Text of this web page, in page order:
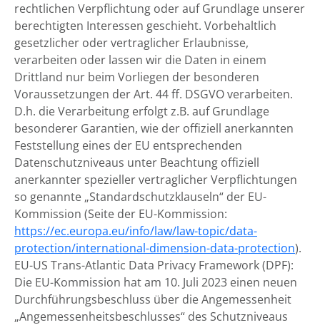
rechtlichen Verpflichtung oder auf Grundlage unserer
berechtigten Interessen geschieht. Vorbehaltlich
gesetzlicher oder vertraglicher Erlaubnisse,
verarbeiten oder lassen wir die Daten in einem
Drittland nur beim Vorliegen der besonderen
Voraussetzungen der Art. 44 ff. DSGVO verarbeiten.
D.h. die Verarbeitung erfolgt z.B. auf Grundlage
besonderer Garantien, wie der offiziell anerkannten
Feststellung eines der EU entsprechenden
Datenschutzniveaus unter Beachtung offiziell
anerkannter spezieller vertraglicher Verpflichtungen
so genannte „Standardschutzklauseln“ der EU-
Kommission (Seite der EU-Kommission:
https://ec.europa.eu/info/law/law-topic/data-
protection/international-dimension-data-protection).
EU-US Trans-Atlantic Data Privacy Framework (DPF):
Die EU-Kommission hat am 10. Juli 2023 einen neuen
Durchführungsbeschluss über die Angemessenheit
„Angemessenheitsbeschlusses“ des Schutzniveaus